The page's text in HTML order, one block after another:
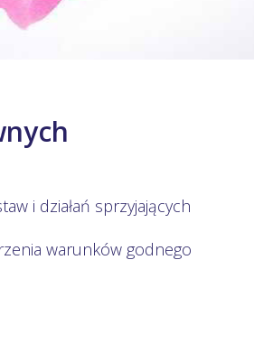
i działań sprzyjających
warunków godnego